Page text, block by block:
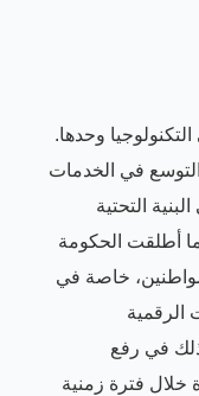
وحدها.
في الخدمات
التحتية
أطلقت الحكومة
خاصة في
الرقمية
ذلك في رفع
خلال فترة زمنية